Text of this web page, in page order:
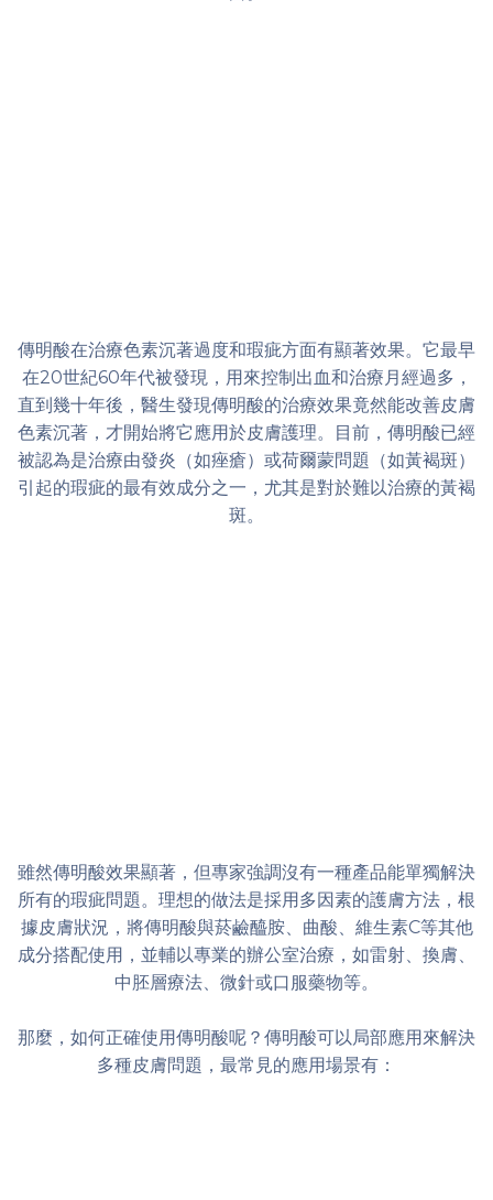
傳明酸在治療色素沉著過度和瑕疵方面有顯著效果。它最早
在20世紀60年代被發現，用來控制出血和治療月經過多，
直到幾十年後，醫生發現傳明酸的治療效果竟然能改善皮膚
色素沉著，才開始將它應用於皮膚護理。目前，傳明酸已經
被認為是治療由發炎（如痤瘡）或荷爾蒙問題（如黃褐斑）
引起的瑕疵的最有效成分之一，尤其是對於難以治療的黃褐
斑。
雖然傳明酸效果顯著，但專家強調沒有一種產品能單獨解決
所有的瑕疵問題。理想的做法是採用多因素的護膚方法，根
據皮膚狀況，將傳明酸與菸鹼醯胺、曲酸、維生素C等其他
成分搭配使用，並輔以專業的辦公室治療，如雷射、換膚、
中胚層療法、微針或口服藥物等。
那麼，如何正確使用傳明酸呢？傳明酸可以局部應用來解決
多種皮膚問題，最常見的應用場景有：